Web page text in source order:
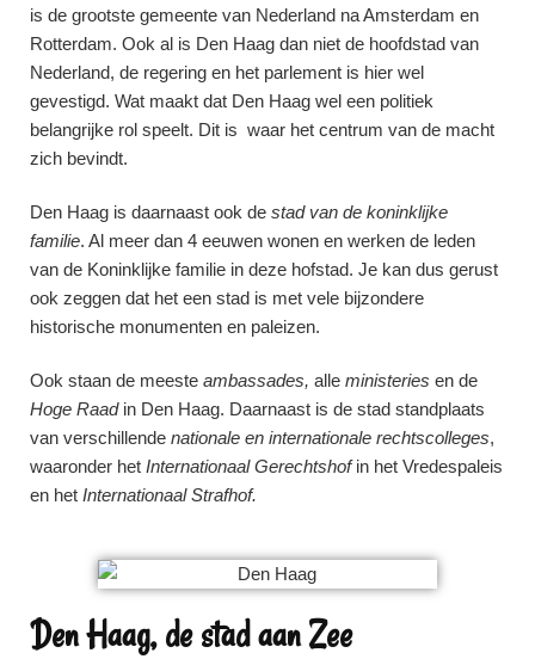
is de grootste gemeente van Nederland na Amsterdam en
Rotterdam. Ook al is Den Haag dan niet de hoofdstad van
Nederland, de regering en het parlement is hier wel
gevestigd. Wat maakt dat Den Haag wel een politiek
belangrijke rol speelt. Dit is waar het centrum van de macht
zich bevindt.
Den Haag is daarnaast ook de stad van de koninklijke
familie. Al meer dan 4 eeuwen wonen en werken de leden
van de Koninklijke familie in deze hofstad. Je kan dus gerust
ook zeggen dat het een stad is met vele bijzondere
historische monumenten en paleizen.
Ook staan de meeste ambassades, alle ministeries en de
Hoge Raadin Den Haag. Daarnaast is de stad standplaats
van verschillende nationale en internationale rechtscolleges,
waaronder het Internationaal Gerechtshofin het Vredespaleis
en het Internationaal Strafhof.
Den Haag, de stad aan Zee